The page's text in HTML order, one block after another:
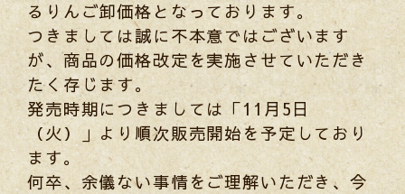
るりんご卸価格となっております。
つきましては誠に不本意ではございます
が、商品の価格改定を実施させていただき
たく存じます。
発売時期につきましては「11 月5日
（火）」より順次販売開始を予定しており
ます。
何卒、余儀ない事情をご理解いただき、今